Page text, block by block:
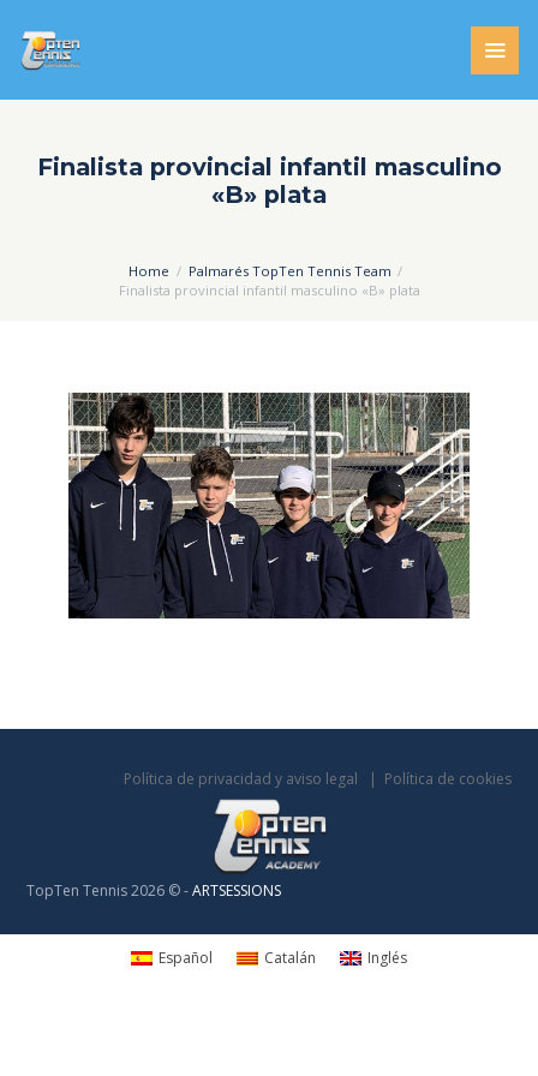
Finalista provincial infantil masculino
«B» plata
Home
Palmarés TopTen Tennis Team
Finalista provincial infantil masculino «B» plata
Política de privacidad y aviso legal Política de cookies
TopTen Tennis 2026 © -ARTSESSIONS
Español Catalán Inglés